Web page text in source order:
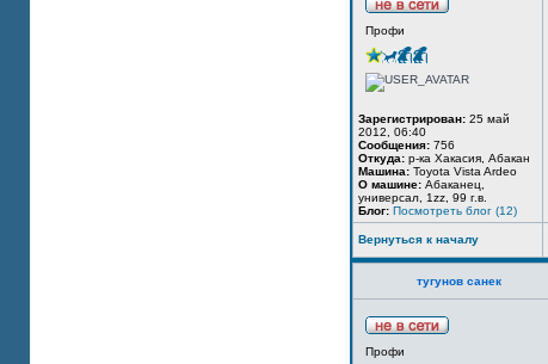
Профи
Зарегистрирован: 25 май
2012, 06:40
Сообщения: 756
Откуда: р-ка Хакасия, Абакан
Машина: Toyota Vista Ardeo
О машине: Абаканец,
универсал, 1zz, 99 г.в.
Блог: Посмотреть блог (12)
Вернуться к началу
тугунов санек
Профи